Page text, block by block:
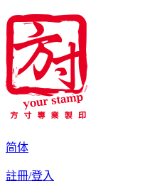
简体
註冊/登入